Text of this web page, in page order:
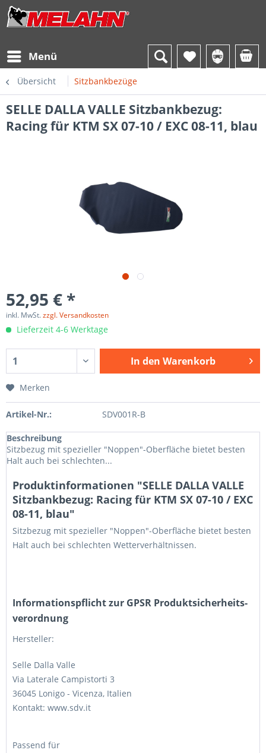
Menü
Übersicht Sitzbankbezüge
SELLE DALLA VALLE Sitzbankbezug:
Racing für KTM SX 07-10 / EXC 08-11, blau
52,95 € *
inkl. MwSt.zzgl. Versandkosten
Lieferzeit 4-6 Werktage
In den Warenkorb
Merken
Artikel-Nr.: SDV001R-B
Beschreibung
Sitzbezug mit spezieller "Noppen"-Oberfläche bietet besten
Halt auch bei schlechten...
Produktinformationen "SELLE DALLA VALLE
Sitzbankbezug: Racing für KTM SX 07-10 / EXC
08-11, blau"
Sitzbezug mit spezieller "Noppen"-Oberfläche bietet besten
Halt auch bei schlechten Wetterverhältnissen.
Informations­pflicht zur GPSR Produktsicherheits­
verordnung
Hersteller:
Selle Dalla Valle
Via Laterale Campistorti 3
36045 Lonigo - Vicenza, Italien
Kontakt: www.sdv.it
Passend für